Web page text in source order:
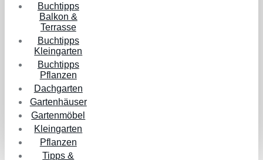
Buchtipps
Balkon &
Terrasse
Buchtipps
Kleingarten
Buchtipps
Pflanzen
Dachgarten
Gartenhäuser
Gartenmöbel
Kleingarten
Pflanzen
Tipps &